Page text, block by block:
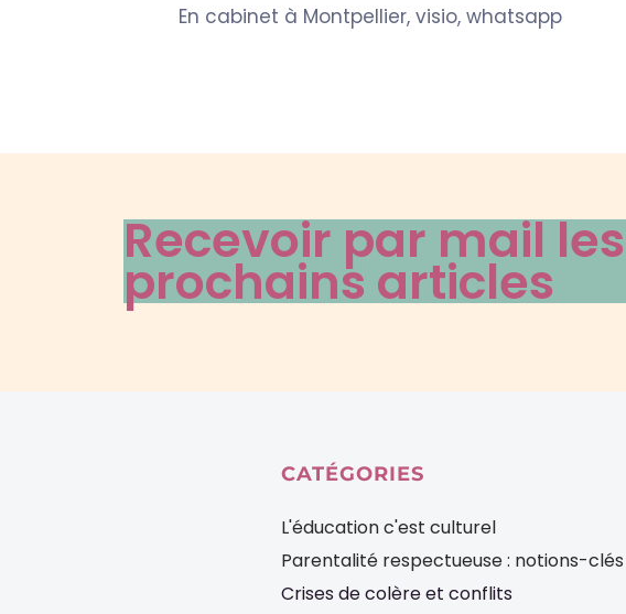
En cabinet à Montpellier, visio, whatsapp
Recevoir par mail les
prochains articles
CATÉGORIES
L'éducation c'est culturel
Parentalité respectueuse : notions-clés
Crises de colère et conflits